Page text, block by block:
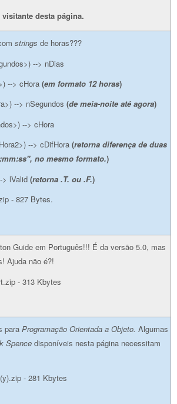
desta página.
strings de horas???
--> nDias
--> cHora (em formato 12 horas)
--> nSegundos (de meia-noite até agora)
--> cHora
--> cDifHora (retorna diferença de duas
no mesmo formato.)
> lValid (retorna .T. ou .F.)
- 827 Bytes.
Guide em Português!!! É da versão 5.0, mas
Ajuda não é?!
- 313 Kbytes
para Programação Orientada a Objeto. Algumas
Spence disponíveis nesta página necessitam
- 281 Kbytes